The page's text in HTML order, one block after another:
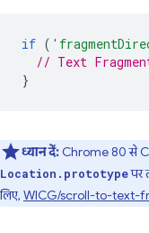
if (
// Text
}
ध्यान दें: Chrome 80 से
Location.prototypeपर
लिए, WICG/scroll-to-text-